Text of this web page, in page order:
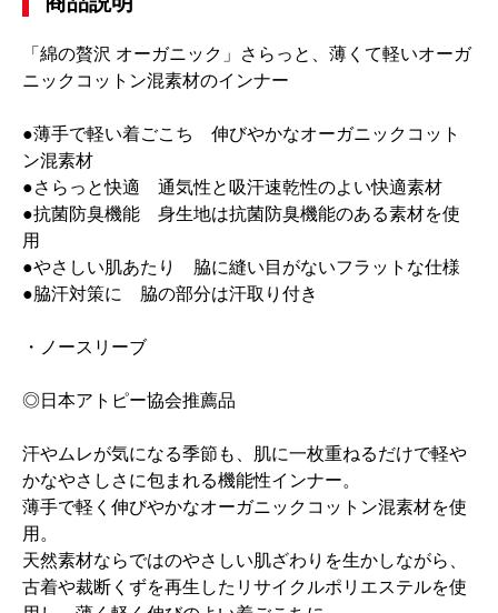
「綿の贅沢 オーガニック」さらっと、薄くて軽いオーガ
ニックコットン混素材のインナー
●薄手で軽い着ごこち 伸びやかなオーガニックコット
ン混素材
●さらっと快適 通気性と吸汗速乾性のよい快適素材
●抗菌防臭機能 身生地は抗菌防臭機能のある素材を使
用
●やさしい肌あたり 脇に縫い目がないフラットな仕様
●脇汗対策に 脇の部分は汗取り付き
・ノースリーブ
◎日本アトピー協会推薦品
汗やムレが気になる季節も、肌に一枚重ねるだけで軽や
かなやさしさに包まれる機能性インナー。
薄手で軽く伸びやかなオーガニックコットン混素材を使
用。
天然素材ならではのやさしい肌ざわりを生かしながら、
古着や裁断くずを再生したリサイクルポリエステルを使